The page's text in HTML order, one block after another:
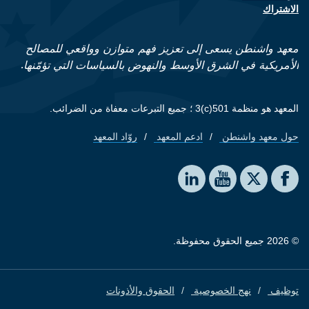
الاشتراك
معهد واشنطن يسعى إلى تعزيز فهم متوازن وواقعي للمصالح
الأمريكية في الشرق الأوسط والنهوض بالسياسات التي تؤمّنها.
المعهد هو منظمة 501(c)3 ؛ جميع التبرعات معفاة من الضرائب.
Footer quick links
حول معهد واشنطن ادعم المعهد روّاد المعهد
Social media
The Washington Institute on Facebook
The Washington Institute on X
The Washington Institute on YouTube
The Washington Institute on LinkedIn
© 2026 جميع الحقوق محفوظة.
Footer
توظيف نهج الخصوصية الحقوق والأذونات